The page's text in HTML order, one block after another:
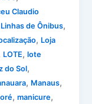
Claudio
Linhas de Ônibus,
, Loja
LOTE,lote
do Sol,
, Manaus,
,manicure,